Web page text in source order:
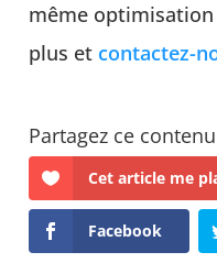
même optimisation
plus et contactez-
Cet article me
Facebook